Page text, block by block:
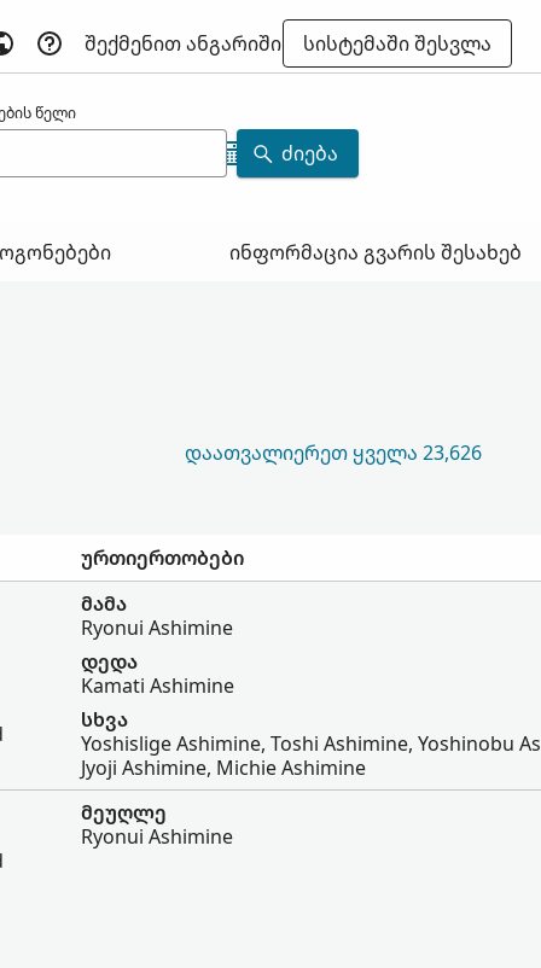
ᲨᲔᲥᲛᲔᲜᲘᲗ ᲐᲜᲒᲐᲠᲘᲨᲘ
ᲡᲘᲡᲢᲔᲛᲐᲨᲘ ᲨᲔᲡᲕᲚᲐ
წელი
ᲫᲘᲔᲑᲐ
ინფორმაცია გვარის შესახებ
ᲓᲐᲐᲗᲕᲐᲚᲘᲔᲠᲔᲗ ᲧᲕᲔᲚᲐ 23,626
ურთიერთობები
მამა
Ryonui Ashimine
დედა
Kamati Ashimine
სხვა
Yoshislige Ashimine, Toshi Ashimine, Yoshinobu
Jyoji Ashimine, Michie Ashimine
მეუღლე
Ryonui Ashimine